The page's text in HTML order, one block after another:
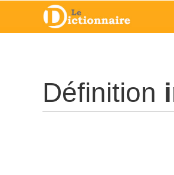
Définition